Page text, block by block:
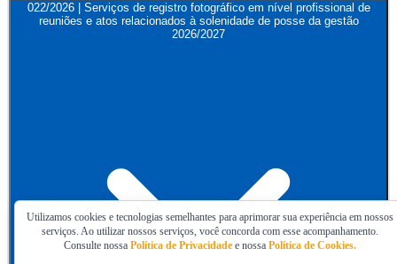
022/2026 | Serviços de registro fotográfico em nível profissional de
reuniões e atos relacionados à solenidade de posse da gestão
2026/2027
Utilizamos cookies e tecnologias semelhantes para aprimorar sua experiência em nossos
serviços. Ao utilizar nossos serviços, você concorda com esse acompanhamento.
Consulte nossa Política de Privacidade e nossa Política de Cookies.